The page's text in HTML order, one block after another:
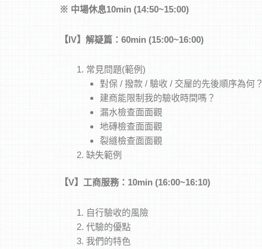
※ 中場休息10min (14:50~15:00)
【IV】解疑篇：60min (15:00~16:00)
常見問題(範例)
對保 / 撥款 / 驗收 / 交屋的先後順序為何？
建商能限制我的驗收時間嗎？
漏水檢查面面觀
地磚檢查面面觀
裂縫檢查面面觀
缺失範例
【V】工商服務：10min (16:00~16:10)
自行驗收的風險
代驗的優點
我們的特色